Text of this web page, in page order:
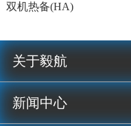
双机热备(HA)
关于毅航
新闻中心